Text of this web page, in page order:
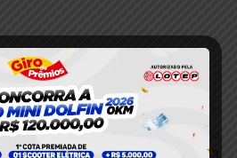
Próximo